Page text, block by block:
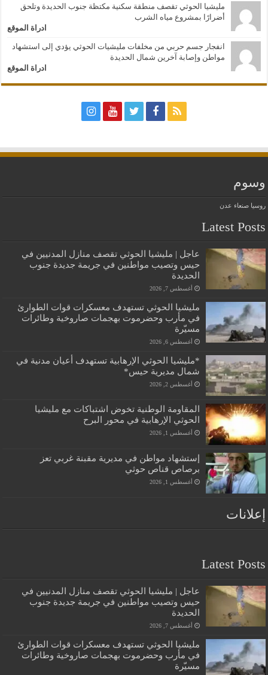
مليشيا الحوثي تقصف منطقة سكنية مكتظة جنوب الحديدة وتلحق
أضرارًا بمشروع مياه الشرب
ادراة الموقع
انفجار جسم حربي من مخلفات مليشيات الحوثي يؤدي إلى استشهاد
مواطن وإصابة آخرين شمال الحديدة
ادراة الموقع
وسوم
روسيا صنعاء عدن
Latest Posts
عاجل | مليشيا الحوثي تقصف منازل المدنيين في
حيس وتصيب مواطنين في جريمة جديدة جنوب
الحديدة
أغسطس 7, 2026
مليشيا الحوثي تستهدف معسكرات قوات الطوارئ
في مأرب وحضرموت بهجمات صاروخية وطائرات
مسيّرة
أغسطس 6, 2026
*مليشيا الحوثي الإرهابية تستهدف أعيان مدنية في
شمال مديرية حيس*
أغسطس 2, 2026
المقاومة الوطنية تخوض اشتباكات مع مليشيا
الحوثي الإرهابية في محور البرح
أغسطس 1, 2026
إستشهاد مواطن في مديرية مقبنة غربي تعز
برصاص قناص حوثي
أغسطس 1, 2026
إعلانات
Latest Posts
عاجل | مليشيا الحوثي تقصف منازل المدنيين في
حيس وتصيب مواطنين في جريمة جديدة جنوب
الحديدة
أغسطس 7, 2026
مليشيا الحوثي تستهدف معسكرات قوات الطوارئ
في مأرب وحضرموت بهجمات صاروخية وطائرات
مسيّرة